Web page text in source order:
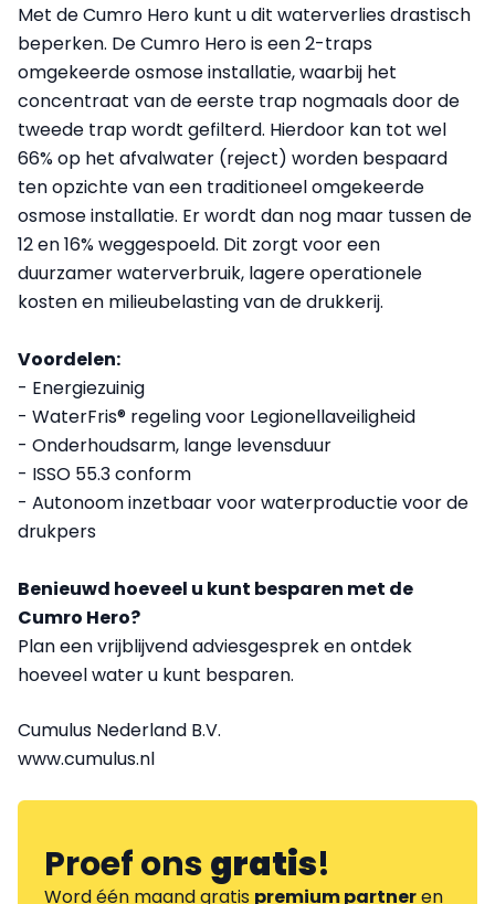
Met de Cumro Hero kunt u dit waterverlies drastisch
beperken. De Cumro Hero is een 2-traps
omgekeerde osmose installatie, waarbij het
concentraat van de eerste trap nogmaals door de
tweede trap wordt gefilterd. Hierdoor kan tot wel
66% op het afvalwater (reject) worden bespaard
ten opzichte van een traditioneel omgekeerde
osmose installatie. Er wordt dan nog maar tussen de
12 en 16% weggespoeld. Dit zorgt voor een
duurzamer waterverbruik, lagere operationele
kosten en milieubelasting van de drukkerij.
Voordelen:
- Energiezuinig
- WaterFris® regeling voor Legionellaveiligheid
- Onderhoudsarm, lange levensduur
- ISSO 55.3 conform
- Autonoom inzetbaar voor waterproductie voor de
drukpers
Benieuwd hoeveel u kunt besparen met de
Cumro Hero?
Plan een vrijblijvend adviesgesprek en ontdek
hoeveel water u kunt besparen.
Cumulus Nederland B.V.
www.cumulus.nl
Proef onsgratis!
Word één maand gratis premium partneren